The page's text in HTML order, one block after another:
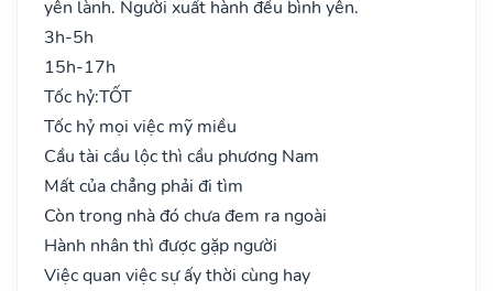
yên lành. Người xuất hành đều bình yên.
3h-5h
15h-17h
Tốc hỷ:TỐT
Tốc hỷ mọi việc mỹ miều
Cầu tài cầu lộc thì cầu phương Nam
Mất của chẳng phải đi tìm
Còn trong nhà đó chưa đem ra ngoài
Hành nhân thì được gặp người
Việc quan việc sự ấy thời cùng hay